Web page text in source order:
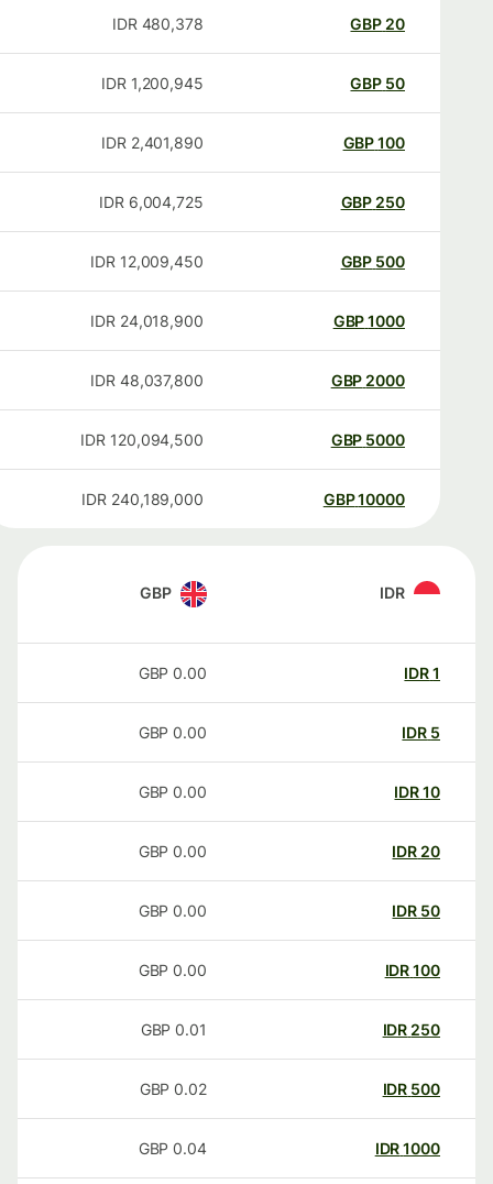
20
GBP
480,378
IDR
50
GBP
1,200,945
IDR
100
GBP
2,401,890
IDR
250
GBP
6,004,725
IDR
500
GBP
12,009,450
IDR
1000
GBP
24,018,900
IDR
2000
GBP
48,037,800
IDR
5000
GBP
120,094,500
IDR
10000
GBP
240,189,000
IDR
IDR
GBP
IDR
0.00
GBP
IDR
0.00
GBP
IDR
0.00
GBP
20
IDR
0.00
GBP
50
IDR
0.00
GBP
100
IDR
0.00
GBP
250
IDR
0.01
GBP
500
IDR
0.02
GBP
1000
IDR
0.04
GBP